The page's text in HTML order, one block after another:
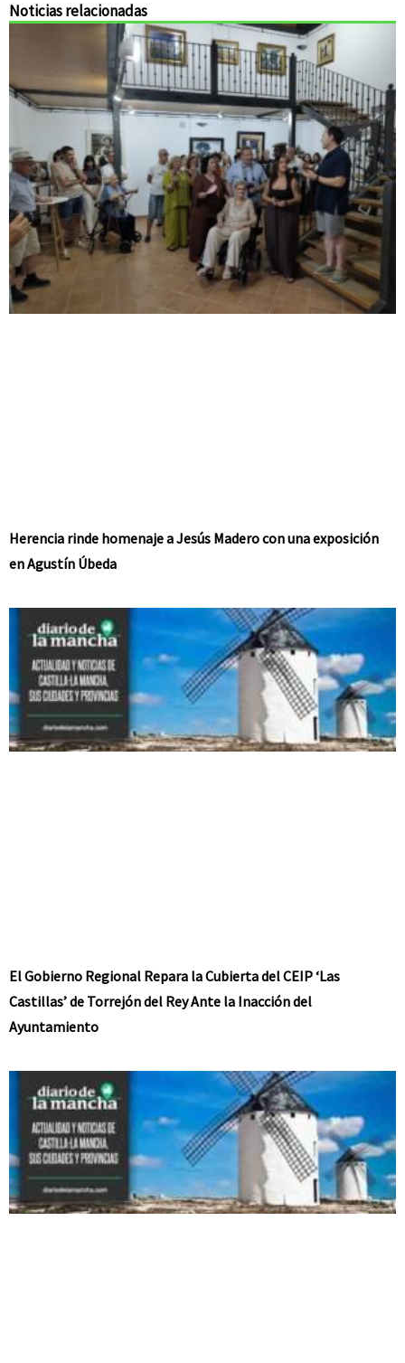
Noticias relacionadas
Herencia rinde homenaje a Jesús Madero con una exposición
en Agustín Úbeda
El Gobierno Regional Repara la Cubierta del CEIP ‘Las
Castillas’ de Torrejón del Rey Ante la Inacción del
Ayuntamiento